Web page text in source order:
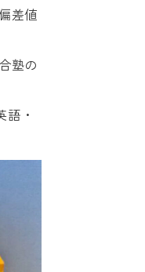
差値
塾の
・